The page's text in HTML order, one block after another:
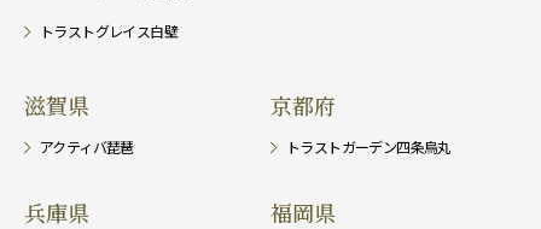
トラストグレイス白壁
滋賀県
アクティバ琵琶
京都府
トラストガーデン四条烏丸
兵庫県 福岡県